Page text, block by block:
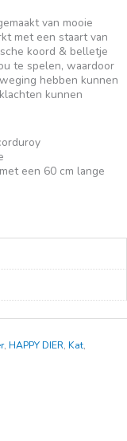
van mooie
met een staart van
koord & belletje
te spelen, waardoor
hebben kunnen
kunnen
een 60 cm lange
, HAPPY DIER, Kat,